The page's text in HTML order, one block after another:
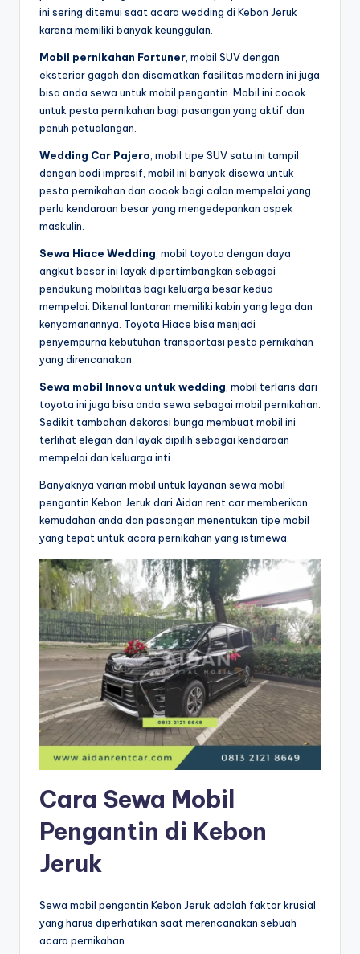
ini sering ditemui saat acara wedding di Kebon Jeruk
karena memiliki banyak keunggulan.
Mobil pernikahan Fortuner , mobil SUV dengan
eksterior gagah dan disematkan fasilitas modern ini juga
bisa anda sewa untuk mobil pengantin. Mobil ini cocok
untuk pesta pernikahan bagi pasangan yang aktif dan
penuh petualangan.
Wedding Car Pajero , mobil tipe SUV satu ini tampil
dengan bodi impresif, mobil ini banyak disewa untuk
pesta pernikahan dan cocok bagi calon mempelai yang
perlu kendaraan besar yang mengedepankan aspek
maskulin.
Sewa Hiace Wedding , mobil toyota dengan daya
angkut besar ini layak dipertimbangkan sebagai
pendukung mobilitas bagi keluarga besar kedua
mempelai. Dikenal lantaran memiliki kabin yang lega dan
kenyamanannya. Toyota Hiace bisa menjadi
penyempurna kebutuhan transportasi pesta pernikahan
yang direncanakan.
Sewa mobil Innova untuk wedding , mobil terlaris dari
toyota ini juga bisa anda sewa sebagai mobil pernikahan.
Sedikit tambahan dekorasi bunga membuat mobil ini
terlihat elegan dan layak dipilih sebagai kendaraan
mempelai dan keluarga inti.
Banyaknya varian mobil untuk layanan sewa mobil
pengantin Kebon Jeruk dari Aidan rent car memberikan
kemudahan anda dan pasangan menentukan tipe mobil
yang tepat untuk acara pernikahan yang istimewa.
Cara Sewa Mobil
Pengantin di Kebon
Jeruk
Sewa mobil pengantin Kebon Jeruk adalah faktor krusial
yang harus diperhatikan saat merencanakan sebuah
acara pernikahan.